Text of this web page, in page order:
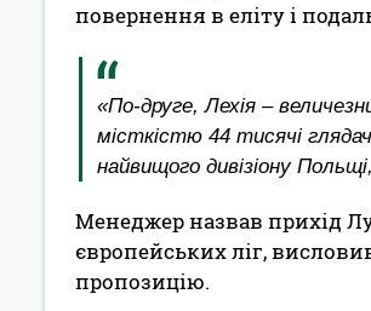
повернення в еліту і
«По-друге, Лехія –
місткістю 44 тисячі
найвищого дивізіону
Менеджер назвав прихід
європейських ліг,
пропозицію.